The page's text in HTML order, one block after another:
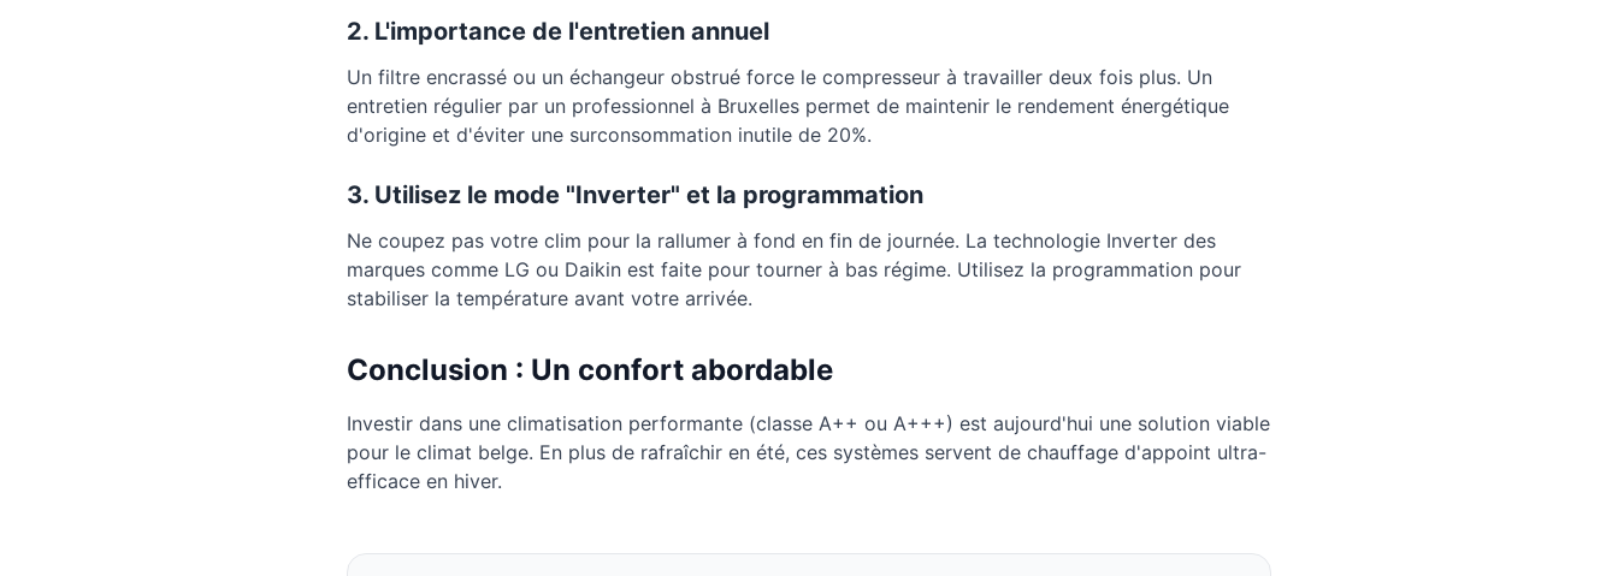
2. L'importance de l'entretien annuel
Un filtre encrassé ou un échangeur obstrué force le compresseur à travailler deux fois plus. Un
entretien régulier par un professionnel à Bruxelles permet de maintenir le rendement énergétique
d'origine et d'éviter une surconsommation inutile de 20%.
3. Utilisez le mode "Inverter" et la programmation
Ne coupez pas votre clim pour la rallumer à fond en fin de journée. La technologie Inverter des
marques comme LG ou Daikin est faite pour tourner à bas régime. Utilisez la programmation pour
stabiliser la température avant votre arrivée.
Conclusion : Un confort abordable
Investir dans une climatisation performante (classe A++ ou A+++) est aujourd'hui une solution viable
pour le climat belge. En plus de rafraîchir en été, ces systèmes servent de chauffage d'appoint ultra-
efficace en hiver.